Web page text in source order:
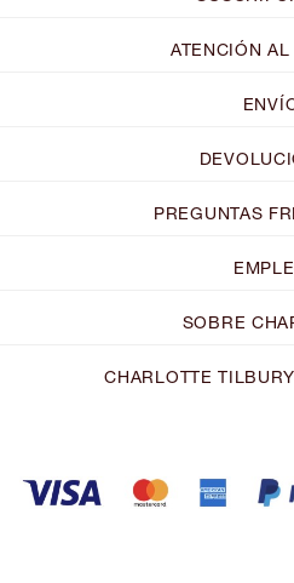
ATENCIÓN AL
PREGUNTAS
SOBRE
CHARLOTTE